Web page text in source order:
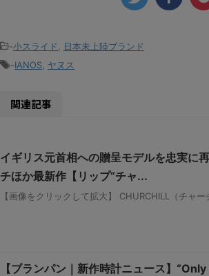
-小スライド
日本未上陸ブランド
-IANOS ヤヌス
関連記事
イギリス元首相への贈呈モデルを忠実に
チほか最新作【リップ“チャ...
【画像をクリックして拡大】 CHURCHILL（チャー
【ブランパン｜新作時計ニュース】